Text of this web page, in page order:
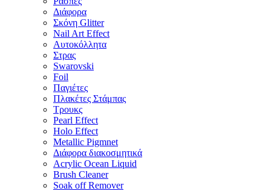
Διάφορα
Σκόνη Glitter
Nail Art Effect
Αυτοκόλλητα
Στρας
Swarovski
Foil
Παγιέτες
Πλακέτες Στάμπας
Τρουκς
Pearl Effect
Holo Effect
Metallic Pigmnet
Διάφορα διακοσμητικά
Acrylic Ocean Liquid
Brush Cleaner
Soak off Remover